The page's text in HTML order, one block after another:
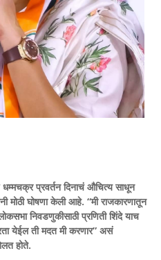
प्रवर्तन दिनाचं औचित्य साधून
मोठी घोषणा केली आहे. “मी राजकारणातून
निवडणुकीसाठी प्रणिती शिंदे याच
येईल ती मदत मी करणार” असं
होते.